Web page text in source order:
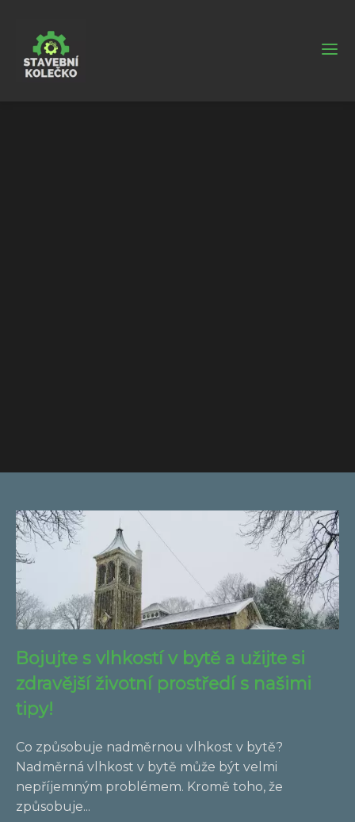
Bojujte s vlhkostí v bytě a užijte si
zdravější životní prostředí s našimi
tipy!
Co způsobuje nadměrnou vlhkost v bytě?
Nadměrná vlhkost v bytě může být velmi
nepříjemným problémem. Kromě toho, že
způsobuje...